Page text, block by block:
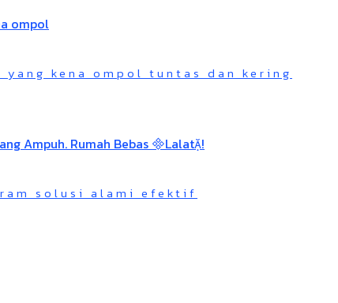
yang kena ompol tuntas dan kering
solusi alami efektif